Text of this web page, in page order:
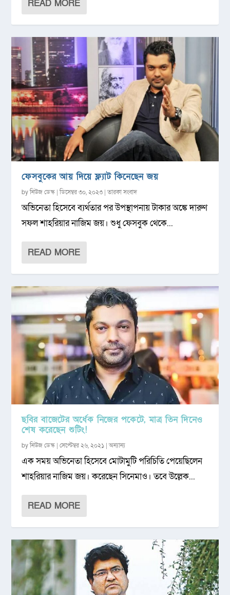
READ MORE
ফেসবুকের আয় দিয়ে ফ্ল্যাট কিনেছেন জয়
byনিউজ ডেস্ক |ডিসেম্বর ৩০, ২০২৩ |তারকা সংবাদ
অভিনেতা হিসেবে ব্যর্থতার পর উপস্থাপনায় টাকার অঙ্কে দারুণ
সফল শাহরিয়ার নাজিম জয়। শুধু ফেসবুক থেকে...
READ MORE
ছবির বাজেটের অর্ধেক নিজের পকেটে, মাত্র তিন দিনেও
শেষ করেছেন শুটিং!
byনিউজ ডেস্ক |সেপ্টেম্বর ২৬, ২০২১ |অন্যান্য
এক সময় অভিনেতা হিসেবে মোটামুটি পরিচিতি পেয়েছিলেন
শাহরিয়ার নাজিম জয়। করেছেন সিনেমাও। তবে উল্লেক...
READ MORE